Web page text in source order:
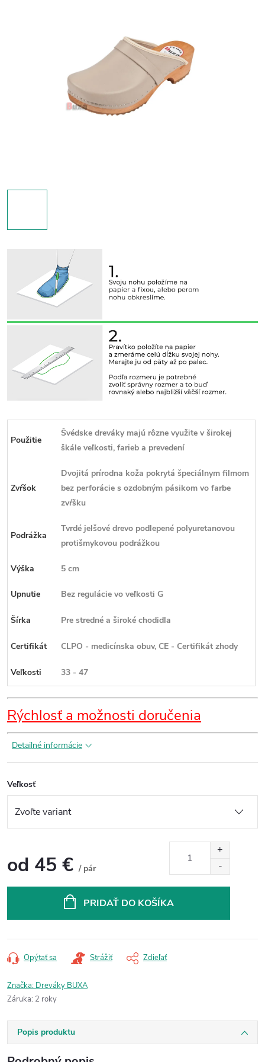
Použitie
Švédske dreváky majú rôzne využite v širokej
škále veľkosti, farieb a prevedení
Zvŕšok
Dvojitá prírodna koža pokrytá špeciálnym filmom
bez perforácie s ozdobným pásikom vo farbe
zvŕšku
Podrážka
Tvrdé jelšové drevo podlepené polyuretanovou
protišmykovou podrážkou
Výška 5 cm
Upnutie Bez regulácie vo veľkosti G
Šírka Pre stredné a široké chodidla
Certifikát CLPO - medicínska obuv, CE - Certifikát zhody
Veľkosti 33 - 47
Rýchlosť a možnosti doručenia
Detailné informácie
Veľkosť
od 45 € / pár
PRIDAŤ DO KOŠÍKA
Opýtať sa Strážiť Zdieľať
Značka: Dreváky BUXA
Záruka: 2 roky
Popis produktu